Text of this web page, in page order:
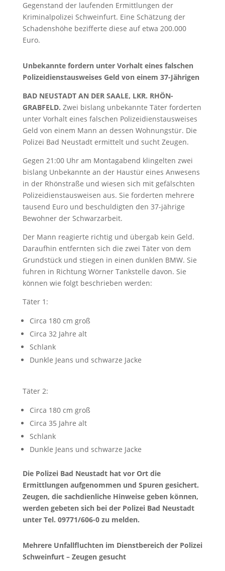
Gegenstand der laufenden Ermittlungen der
Kriminalpolizei Schweinfurt. Eine Schätzung der
Schadenshöhe bezifferte diese auf etwa 200.000
Euro.
Unbekannte fordern unter Vorhalt eines falschen
Polizeidienstausweises Geld von einem 37-Jährigen
BAD NEUSTADT AN DER SAALE, LKR. RHÖN-
GRABFELD. Zwei bislang unbekannte Täter forderten
unter Vorhalt eines falschen Polizeidienstausweises
Geld von einem Mann an dessen Wohnungstür. Die
Polizei Bad Neustadt ermittelt und sucht Zeugen.
Gegen 21:00 Uhr am Montagabend klingelten zwei
bislang Unbekannte an der Haustür eines Anwesens
in der Rhönstraße und wiesen sich mit gefälschten
Polizeidienstausweisen aus. Sie forderten mehrere
tausend Euro und beschuldigten den 37-jährige
Bewohner der Schwarzarbeit.
Der Mann reagierte richtig und übergab kein Geld.
Daraufhin entfernten sich die zwei Täter von dem
Grundstück und stiegen in einen dunklen BMW. Sie
fuhren in Richtung Wörner Tankstelle davon. Sie
können wie folgt beschrieben werden:
Täter 1:
Circa 180 cm groß
Circa 32 Jahre alt
Schlank
Dunkle Jeans und schwarze Jacke
Täter 2:
Circa 180 cm groß
Circa 35 Jahre alt
Schlank
Dunkle Jeans und schwarze Jacke
Die Polizei Bad Neustadt hat vor Ort die
Ermittlungen aufgenommen und Spuren gesichert.
Zeugen, die sachdienliche Hinweise geben können,
werden gebeten sich bei der Polizei Bad Neustadt
unter Tel. 09771/606-0 zu melden.
Mehrere Unfallfluchten im Dienstbereich der Polizei
Schweinfurt – Zeugen gesucht